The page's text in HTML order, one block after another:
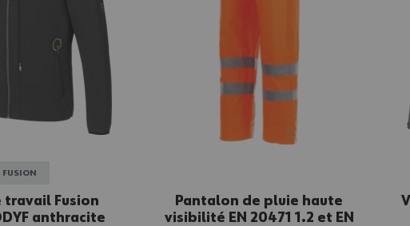
FUSION
travail Fusion
anthracite
Pantalon de pluie haute
visibilité EN 20471 1.2 et EN